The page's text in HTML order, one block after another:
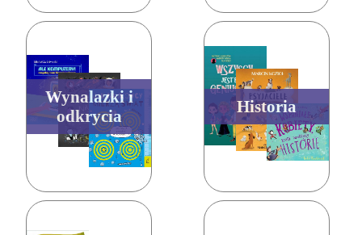
Wynalazki i
odkrycia
Historia